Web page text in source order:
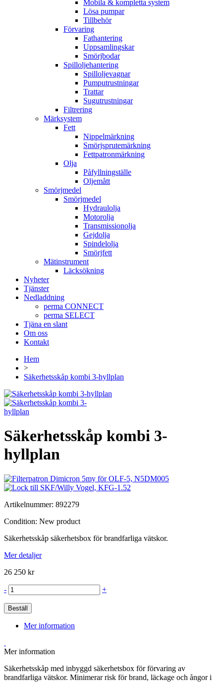
Mobila & kompletta system
Lösa pumpar
Tillbehör
Förvaring
Fathantering
Uppsamlingskar
Smörjbodar
Spilloljehantering
Spilloljevagnar
Pumputrustningar
Trattar
Sugutrustningar
Filtrering
Märksystem
Fett
Nippelmärkning
Smörjsprutemärkning
Fettpatronmärkning
Olja
Påfyllningställe
Oljemått
Smörjmedel
Smörjmedel
Hydraulolja
Motorolja
Transmissionolja
Gejdolja
Spindelolja
Smörjfett
Mätinstrument
Läcksökning
Nyheter
Tjänster
Nedladdning
perma CONNECT
perma SELECT
Tjäna en slant
Om oss
Kontakt
Hem
>
Säkerhetsskåp kombi 3-hyllplan
Säkerhetsskåp kombi 3-
hyllplan
Artikelnummer: 892279
Condition: New product
Säkerhetsskåp säkerhetsbox för brandfarliga vätskor.
Mer detaljer
26 250 kr
- +
Beställ
Mer information
Mer information
Säkerhetsskåp med inbyggd säkerhetsbox för förvaring av
brandfarliga vätskor. Minimerar risk för brand, läckage och ångor i